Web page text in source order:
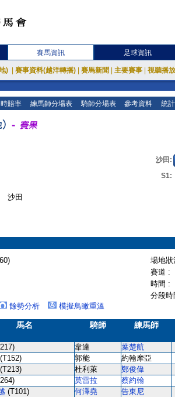
賽馬資訊 足球資訊
) 賽事資料(越洋轉播) 賽馬新聞 主要賽事 視聽播
賠率 練馬師分場表 騎師分場表 參考資料 統
沙田:
S1:
沙田
場地
賽道 :
時間 :
分段
餘勢分析 模擬鳥瞰重溫
馬名 騎師 練馬師
韋達 葉楚航
(T152) 郭能 約翰摩亞
(T213) 杜利萊 鄭俊偉
莫雷拉 蔡約翰
(T101) 何澤堯 告東尼